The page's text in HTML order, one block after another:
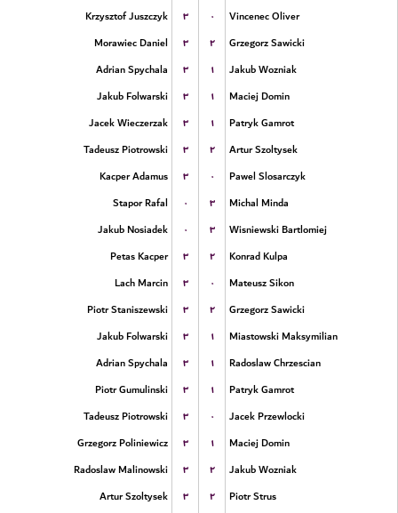
Krzysztof Juszczyk
۳ ۰
Vincenec Oliver
Morawiec Daniel
۳ ۲
Grzegorz Sawicki
Adrian Spychala
۳ ۱
Jakub Wozniak
Jakub Folwarski
۳ ۱
Maciej Domin
Jacek Wieczerzak
۳ ۱
Patryk Gamrot
Tadeusz Piotrowski
۳ ۲
Artur Szoltysek
Kacper Adamus
۳ ۰
Pawel Slosarczyk
Stapor Rafal
۰ ۳
Michal Minda
Jakub Nosiadek
۰ ۳
Wisniewski Bartlomiej
Petas Kacper
۳ ۲
Konrad Kulpa
Lach Marcin
۳ ۰
Mateusz Sikon
Piotr Staniszewski
۳ ۲
Grzegorz Sawicki
Jakub Folwarski
۳ ۱
Miastowski Maksymilian
Adrian Spychala
۳ ۱
Radoslaw Chrzescian
Piotr Gumulinski
۳ ۱
Patryk Gamrot
Tadeusz Piotrowski
۳ ۰
Jacek Przewlocki
Grzegorz Poliniewicz
۳ ۱
Maciej Domin
Radoslaw Malinowski
۳ ۲
Jakub Wozniak
Artur Szoltysek
۳ ۲
Piotr Strus